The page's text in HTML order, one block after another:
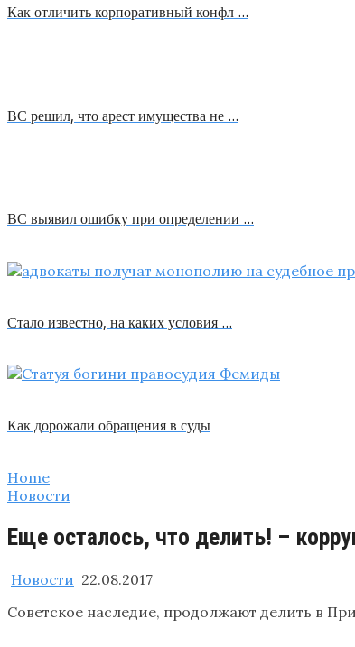
Как отличить корпоративный конфл …
ВС решил, что арест имущества не …
ВС выявил ошибку при определении …
Стало известно, на каких условия …
Как дорожали обращения в суды
Home
Новости
Еще осталось, что делить! –
Новости 22.08.2017
Советское наследие, продолжают делить в